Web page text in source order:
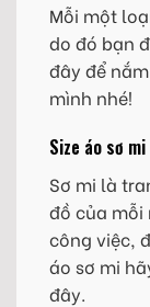
Mỗi một
do đó bạn
đây để
mình nhé!
Size áo sơ mi
Sơ mi là
đồ của mỗi
công việc,
áo sơ mi
đây.